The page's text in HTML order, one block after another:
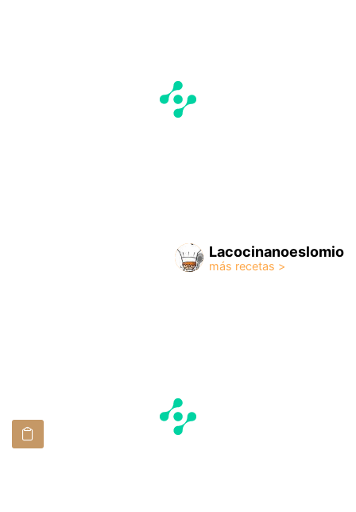
Lacocinanoeslomio